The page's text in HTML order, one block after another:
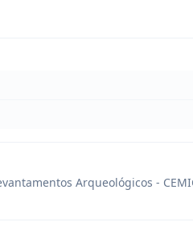
Arqueológicos -